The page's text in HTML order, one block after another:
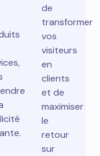
de
transformer
vos
visiteurs
en
clients
et de
maximiser
le
retour
sur